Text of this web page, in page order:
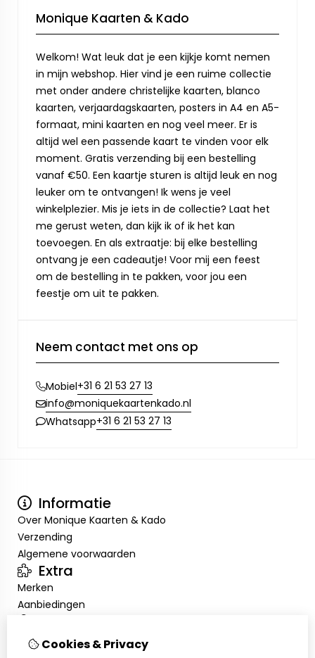
Monique Kaarten & Kado
Welkom! Wat leuk dat je een kijkje komt nemen
in mijn webshop. Hier vind je een ruime collectie
met onder andere christelijke kaarten, blanco
kaarten, verjaardagskaarten, posters in A4 en A5-
formaat, mini kaarten en nog veel meer. Er is
altijd wel een passende kaart te vinden voor elk
moment. Gratis verzending bij een bestelling
vanaf €50. Een kaartje sturen is altijd leuk en nog
leuker om te ontvangen! Ik wens je veel
winkelplezier. Mis je iets in de collectie? Laat het
me gerust weten, dan kijk ik of ik het kan
toevoegen. En als extraatje: bij elke bestelling
ontvang je een cadeautje! Voor mij een feest
om de bestelling in te pakken, voor jou een
feestje om uit te pakken.
Neem contact met ons op
Mobiel+31 6 21 53 27 13
info@moniquekaartenkado.nl
Whatsapp+31 6 21 53 27 13
Informatie
Over Monique Kaarten & Kado
Verzending
Algemene voorwaarden
Extra
Merken
Aanbiedingen
InloggenCookies & Privacy